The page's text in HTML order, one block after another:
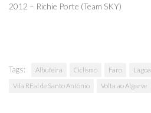
2012 – Richie Porte (Team SKY)
Tags: Albufeira Ciclismo Faro Lagoa
Vila REal de Santo António Volta ao Algarve